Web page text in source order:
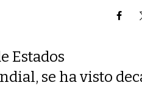
Estados
se ha visto